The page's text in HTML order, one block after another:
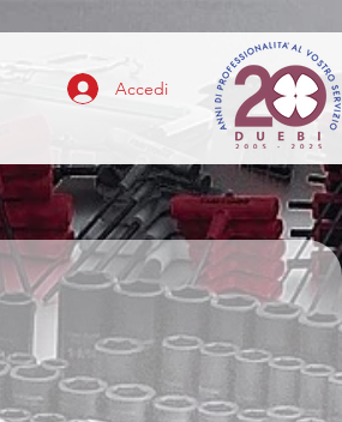
Accedi